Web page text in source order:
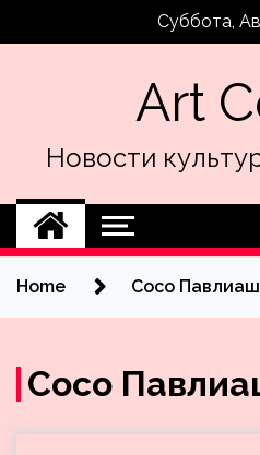
Суббота,
Art
Новости
Home Сосо
Сосо